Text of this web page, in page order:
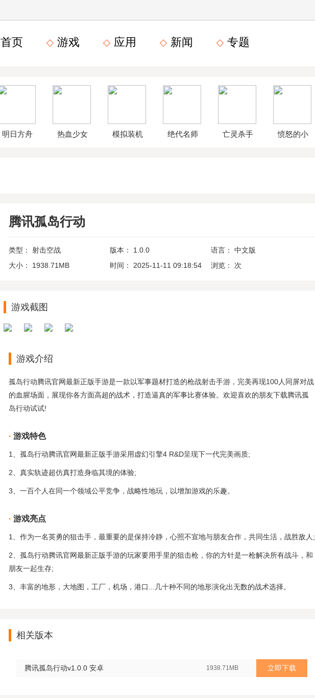
首页 游戏 应用 新闻 专题
明日方舟 热血少女 模拟装机 绝代名师 亡灵杀手 愤怒的小
腾讯孤岛行动
类型： 射击空战 版本： 1.0.0 语言：
中文版
大小：
1938.71MB 时间： 2025-11-11 09:18:54 浏览： 次
游戏截图
游戏介绍
孤岛行动腾讯官网最新正版手游是一款以军事题材打造的枪战射击手游，完美再现100人同屏对战
的血腥场面，展现你各方面高超的战术，打造逼真的军事比赛体验。欢迎喜欢的朋友下载腾讯孤
岛行动试试!
游戏特色
1、孤岛行动腾讯官网最新正版手游采用虚幻引擎4 R&D呈现下一代完美画质;
2、真实轨迹超仿真打造身临其境的体验;
3、一百个人在同一个领域公平竞争，战略性地玩，以增加游戏的乐趣。
游戏亮点
1、作为一名英勇的狙击手，最重要的是保持冷静，心照不宣地与朋友合作，共同生活，战胜敌人;
2、孤岛行动腾讯官网最新正版手游的玩家要用手里的狙击枪，你的方针是一枪解决所有战斗，和
朋友一起生存;
3、丰富的地形，大地图，工厂，机场，港口...几十种不同的地形演化出无数的战术选择。
相关版本
腾讯孤岛行动v1.0.0 安卓 1938.71MB 立即下载